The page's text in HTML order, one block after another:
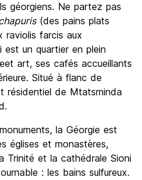
géorgiens. Ne partez pas
(des pains plats
raviolis farcis aux
est un quartier en plein
art, ses cafés accueillants
Situé à flanc de
résidentiel de Mtatsminda
la Géorgie est
églises et monastères,
Trinité et la cathédrale Sioni
: les bains sulfureux.